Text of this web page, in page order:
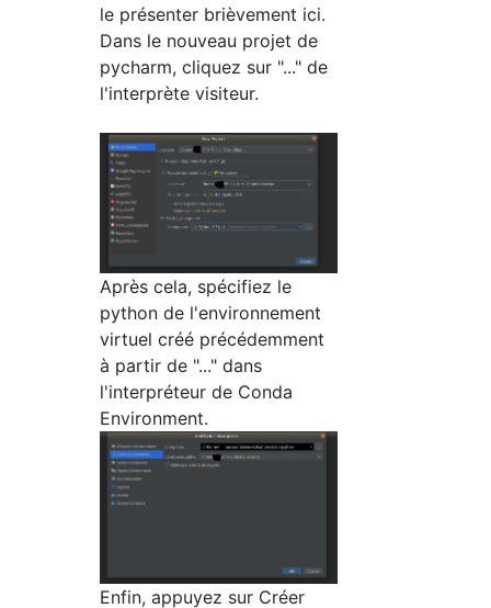
le présenter brièvement ici.
Dans le nouveau projet de
pycharm, cliquez sur "..." de
l'interprète visiteur.
Après cela, spécifiez le
python de l'environnement
virtuel créé précédemment
à partir de "..." dans
l'interpréteur de Conda
Environment.
Enfin, appuyez sur Créer